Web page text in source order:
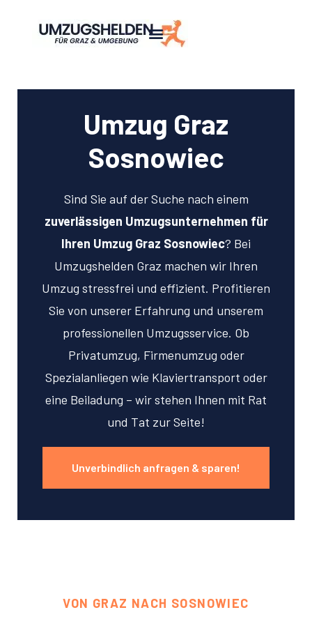
Umzug Graz
Sosnowiec
Sind Sie auf der Suche nach einem
zuverlässigen Umzugsunternehmen für
Ihren Umzug Graz Sosnowiec? Bei
Umzugshelden Graz machen wir Ihren
Umzug stressfrei und effizient. Profitieren
Sie von unserer Erfahrung und unserem
professionellen Umzugsservice. Ob
Privatumzug, Firmenumzug oder
Spezialanliegen wie Klaviertransport oder
eine Beiladung – wir stehen Ihnen mit Rat
und Tat zur Seite!
Unverbindlich anfragen & sparen!
VON GRAZ NACH SOSNOWIEC